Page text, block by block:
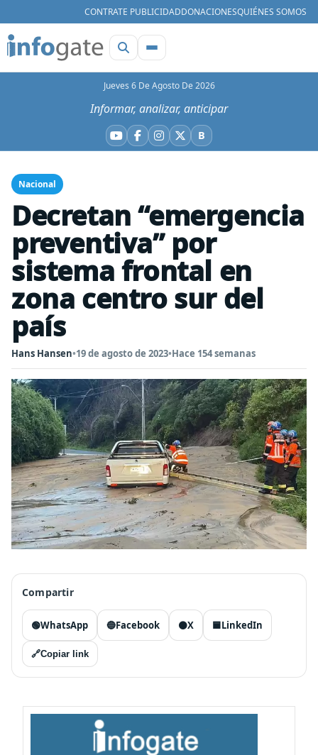
CONTRATE PUBLICIDADDONACIONESQUIÉNES SOMOS
Jueves 6 De Agosto De 2026
Informar, analizar, anticipar
YouTube
Facebook
Instagram
X BBluesky
Nacional
Decretan “emergencia
preventiva” por
sistema frontal en
zona centro sur del
país
Hans Hansen•19 de agosto de 2023•Hace 154 semanas
Compartir
🟢WhatsApp 🔵Facebook ⚫X 🟦LinkedIn
🔗Copiar link